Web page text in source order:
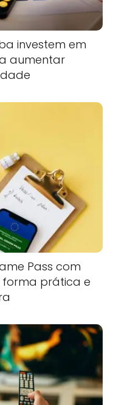
investem em
aumentar
Pass com
prática e